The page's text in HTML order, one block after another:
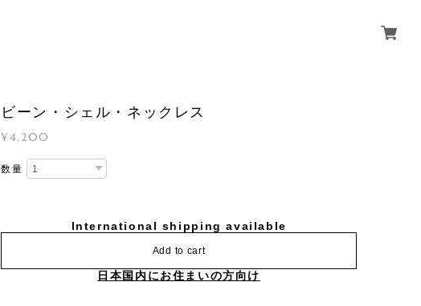
ビーン・シェル・ネックレス
¥4,200
数量
International shipping available
Add to cart
日本国内にお住まいの方向け